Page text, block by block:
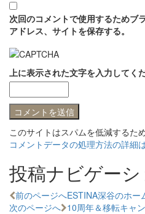
次回のコメントで使用するためブ
アドレス、サイトを保存する。
上に表示された文字を入力してく
このサイトはスパムを低減するた
コメントデータの処理方法の詳細
投稿ナビゲー
前のページへESTINA深谷のホー
次のページへ 10周年＆移転キャ